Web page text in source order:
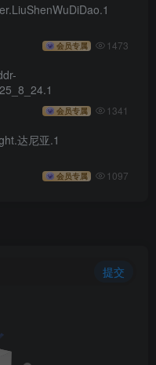
会员专属 1473
会员专属 1341
达尼亚.1
会员专属 1097
提交